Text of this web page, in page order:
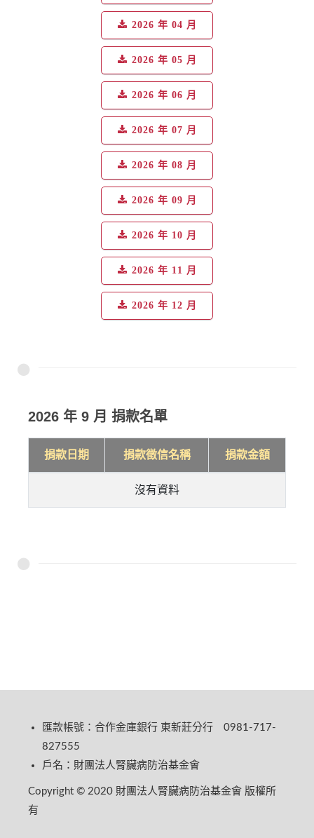
2026 年 04 月
2026 年 05 月
2026 年 06 月
2026 年 07 月
2026 年 08 月
2026 年 09 月
2026 年 10 月
2026 年 11 月
2026 年 12 月
2026 年 9 月 捐款名單
捐款日期 捐款徵信名稱 捐款金額
沒有資料
匯款帳號：合作金庫銀行 東新莊分行 0981-717-
827555
戶名：財團法人腎臟病防治基金會
Copyright © 2020 財團法人腎臟病防治基金會 版權所
有